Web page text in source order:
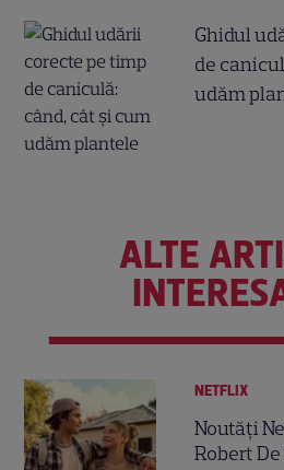
Ghidul
de
udăm
ALTE
NETFLIX
Noutăți
Robert De